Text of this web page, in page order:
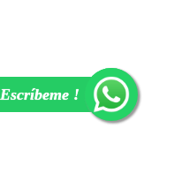
Escríbeme !